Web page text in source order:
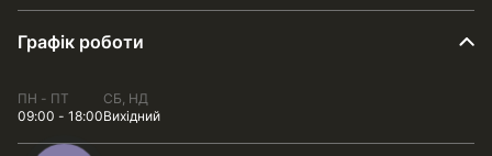
Графік роботи
ПН - ПТ
09:00 - 18:00
СБ, НД
Вихідний